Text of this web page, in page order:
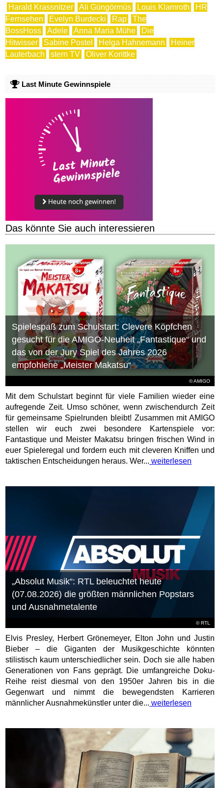
Harald Krassnitzer Ali Güngörmüs Louis Klamroth
HR
Fernsehen
Evelyn Burdecki Rap
The
BossHoss
Adele Anna Maria Mühe
Die
Hitwisser
Sabine Postel Helga Hahnemann
Heiner
Lauterbach
stern TV Oliver Korittke
Last Minute Gewinnspiele
Das könnte Sie auch interessieren
© AMIGO
Spielespaß zum Schulstart: Clevere Köpfchen
gesucht für die AMIGO-Neuheit „Fantastique“ und
das von der Jury Spiel des Jahres 2026
empfohlene „Meister Makatsu“
Mit dem Schulstart beginnt für viele Familien wieder eine
aufregende Zeit. Umso schöner, wenn zwischendurch Zeit
für gemeinsame Spielrunden bleibt! Zusammen mit AMIGO
stellen wir euch zwei besondere Kartenspiele vor:
Fantastique und Meister Makatsu bringen frischen Wind in
euer Spieleregal und fordern euch mit cleveren Kniffen und
taktischen Entscheidungen heraus. Wer... weiterlesen
©RTL
„Absolut Musik“: RTL beleuchtet heute
(07.08.2026) die größten männlichen Popstars
und Ausnahmetalente
Elvis Presley, Herbert Grönemeyer, Elton John und Justin
Bieber – die Giganten der Musikgeschichte könnten
stilistisch kaum unterschiedlicher sein. Doch sie alle haben
Generationen von Fans geprägt. Die umfangreiche Doku-
Reihe reist diesmal von den 1950er Jahren bis in die
Gegenwart und nimmt die bewegendsten Karrieren
männlicher Ausnahmekünstler unter die... weiterlesen